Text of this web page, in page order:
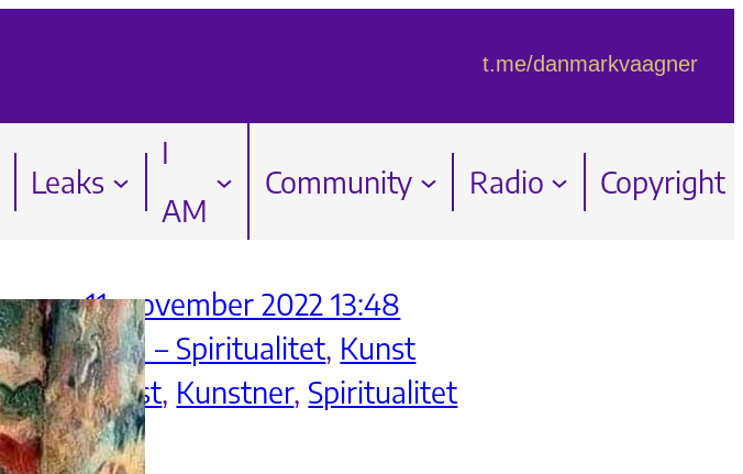
t.me/danmarkvaagner
Leaks
I
AM
Community Radio Copyright
11. november 2022 13:48
I AM – Spiritualitet, Kunst
Kunst, Kunstner, Spiritualitet